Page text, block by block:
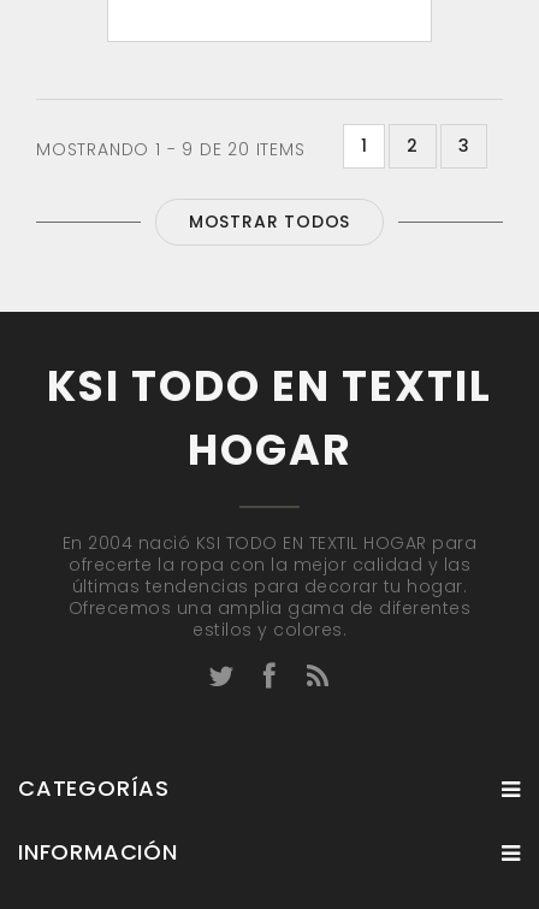
MOSTRANDO 1 - 9 DE 20 ITEMS 1 2 3
MOSTRAR TODOS
KSI TODO EN TEXTIL
HOGAR
En 2004 nació KSI TODO EN TEXTIL HOGAR para
ofrecerte la ropa con la mejor calidad y las
últimas tendencias para decorar tu hogar.
Ofrecemos una amplia gama de diferentes
estilos y colores.
CATEGORÍAS
INFORMACIÓN